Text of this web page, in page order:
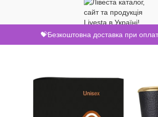
💝Безкоштовна доставка при